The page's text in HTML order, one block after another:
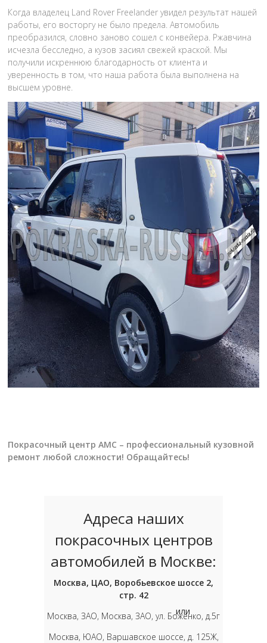
Когда владелец Land Rover Freelander увидел результат нашей
работы, его восторгу не было предела. Автомобиль
преобразился, словно заново сошел с конвейера. Ржавчина
исчезла бесследно, а кузов засиял свежей краской. Мы
получили искреннюю благодарность от клиента и
уверенность в том, что наша работа была выполнена на
высшем уровне.
Покрасочный центр АМС – профессиональный кузовной
ремонт любой сложности! Обращайтесь!
Адреса наших
покрасочных центров
автомобилей в Москве:
Москва, ЦАО, Воробьевское шоссе 2,
стр. 42
Москва, ЗАО, Москва, ЗАО, ул. Боженко, д.5г
Москва, ЮАО, Варшавское шоссе, д. 125Ж,
или